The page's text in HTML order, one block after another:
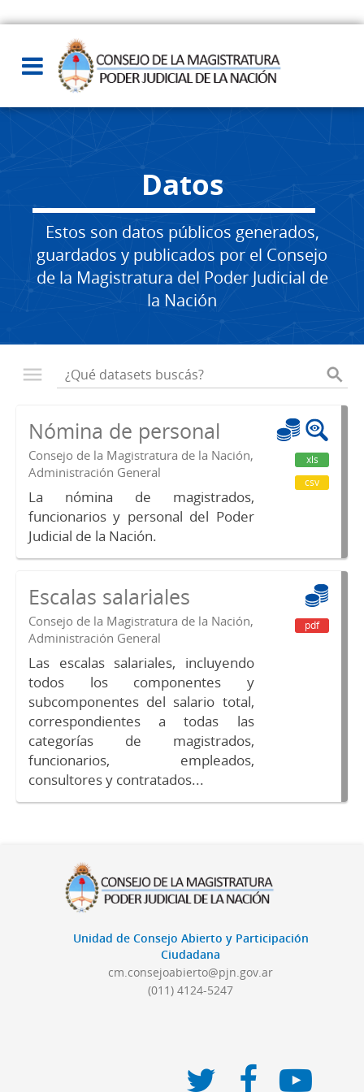
Datos
Estos son datos públicos generados,
guardados y publicados por el Consejo
de la Magistratura del Poder Judicial de
la Nación
Nómina de personal
Consejo de la Magistratura de la Nación,
Administración General
La nómina de magistrados,
funcionarios y personal del Poder
Judicial de la Nación.
xls
csv
Escalas salariales
Consejo de la Magistratura de la Nación,
Administración General
Las escalas salariales, incluyendo
todos los componentes y
subcomponentes del salario total,
correspondientes a todas las
categorías de magistrados,
funcionarios, empleados,
consultores y contratados...
pdf
Unidad de Consejo Abierto y Participación
Ciudadana
cm.consejoabierto@pjn.gov.ar
(011) 4124-5247